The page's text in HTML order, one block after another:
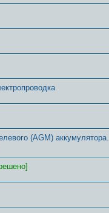
(AGM) аккумулятора.